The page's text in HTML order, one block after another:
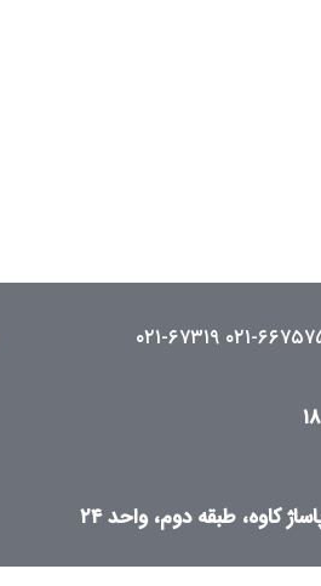
۰۲۱-۶۷۳۱۹ ۶۶۷۵۷۵۷۹
کاوه، طبقه دوم، واحد ۲۴